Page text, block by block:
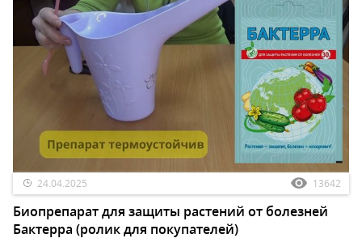
24.04.2025 13642
Биопрепарат для защиты растений от болезней
Бактерра (ролик для покупателей)